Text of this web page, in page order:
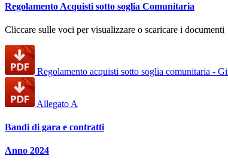
Regolamento Acquisti sotto soglia Comunitaria
Cliccare sulle voci per visualizzare o scaricare i documenti
Regolamento acquisti sotto soglia comunitaria -
Allegato A
Bandi di gara e contratti
Anno 2024